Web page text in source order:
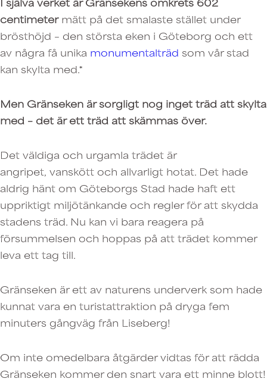
centimetermätt på det smalaste stället under
brösthöjd – den största eken i Göteborg och ett
av några få unika monumentalträd som vår stad
kan skylta med.*
Men Gränseken är sorgligt nog inget träd att skylta
med – det är ett träd att skämmas över.
Det väldiga och urgamla trädet är
angripet, vanskött och allvarligt hotat. Det hade
aldrig hänt om Göteborgs Stad hade haft ett
uppriktigt miljötänkande och regler för att skydda
stadens träd. Nu kan vi bara reagera på
försummelsen och hoppas på att trädet kommer
leva ett tag till.
Gränseken är ett av naturens underverk som hade
kunnat vara en turistattraktion på dryga fem
minuters gångväg från Liseberg!
Om inte omedelbara åtgärder vidtas för att rädda
Gränseken kommer den snart vara ett minne blott!